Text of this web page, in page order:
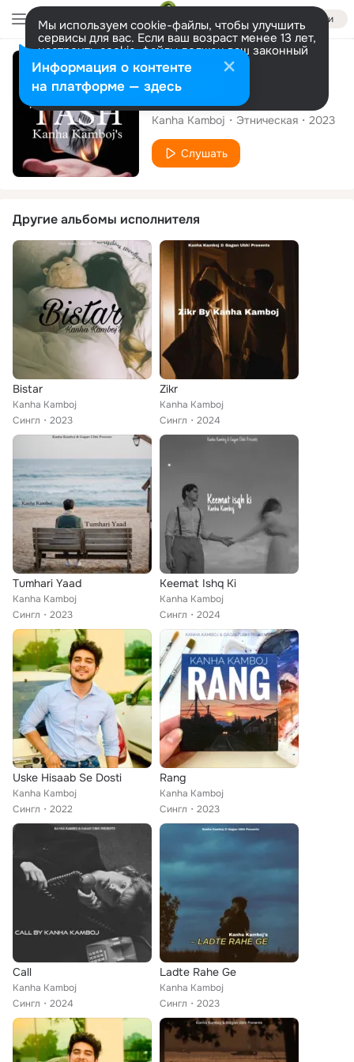
Войти
Мы используем cookie-файлы, чтобы улучшить
сервисы для вас. Если ваш возраст менее 13 лет,
настроить cookie-файлы должен ваш законный
представитель. Больше информации
Разрешить все Настроить
Сингл
Tash
Kanha Kamboj Этническая 2023
Слушать
Другие альбомы исполнителя
Bistar
Kanha Kamboj
Сингл
2023
Zikr
Kanha Kamboj
Сингл
2024
Tumhari Yaad
Kanha Kamboj
Сингл
2023
Keemat Ishq Ki
Kanha Kamboj
Сингл
2024
Uske Hisaab Se Dosti
Kanha Kamboj
Сингл
2022
Rang
Kanha Kamboj
Сингл
2023
Call
Kanha Kamboj
Сингл
2024
Ladte Rahe Ge
Kanha Kamboj
Сингл
2023
Информация о контенте
на платформе — здесь